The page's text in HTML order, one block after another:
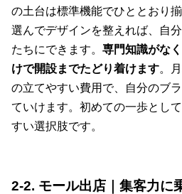
の土台は標準機能でひととおり
選んでデザインを整えれば、自
たちにできます。 専門知識がな
けで開設までたどり着けます。
の立てやすい費用で、自分のブ
ていけます。初めての一歩とし
すい選択肢です。
2-2. モール出店｜集客力に